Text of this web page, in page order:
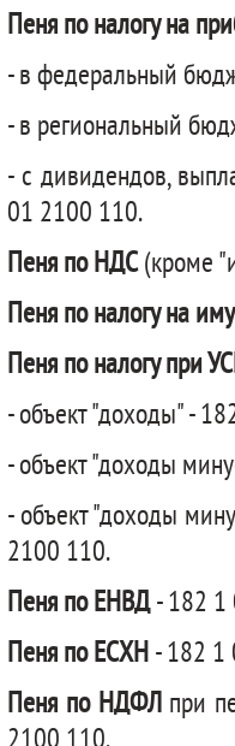
Пеня по налогу на
- в федеральный
- в региональный
- с дивидендов,
01 2100 110.
Пеня по НДС(кроме
Пеня по налогу на
Пеня по налогу при
- объект "доходы" -
- объект "доходы
- объект "доходы
2100 110.
Пеня по ЕНВД- 182 1
Пеня по ЕСХН - 182
Пеня по НДФЛпри